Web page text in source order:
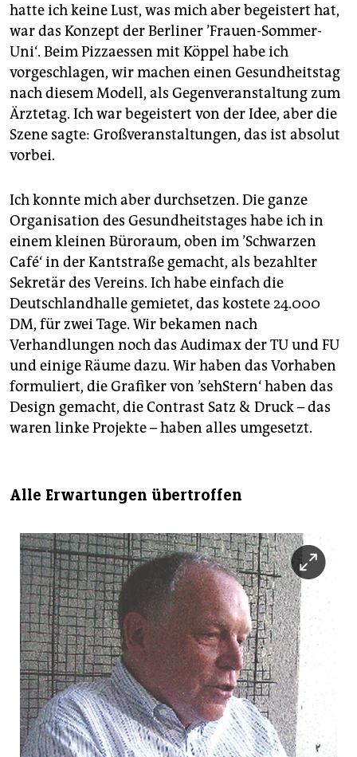
hatte ich keine Lust, was mich aber begeistert hat,
war das Konzept der Berliner ’Frauen-Sommer-
Uni‘. Beim Pizzaessen mit Köppel habe ich
vorgeschlagen, wir machen einen Gesundheitstag
nach diesem Modell, als Gegenveranstaltung zum
Ärztetag. Ich war begeistert von der Idee, aber die
Szene sagte: Großveranstaltungen, das ist absolut
vorbei.
Ich konnte mich aber durchsetzen. Die ganze
Organisation des Gesundheitstages habe ich in
einem kleinen Büroraum, oben im ’Schwarzen
Café‘ in der Kantstraße gemacht, als bezahlter
Sekretär des Vereins. Ich habe einfach die
Deutschlandhalle gemietet, das kostete 24.000
DM, für zwei Tage. Wir bekamen nach
Verhandlungen noch das Audimax der TU und FU
und einige Räume dazu. Wir haben das Vorhaben
formuliert, die Grafiker von ’sehStern‘ haben das
Design gemacht, die Contrast Satz & Druck – das
waren linke Projekte – haben alles umgesetzt.
Alle Erwartungen übertroffen